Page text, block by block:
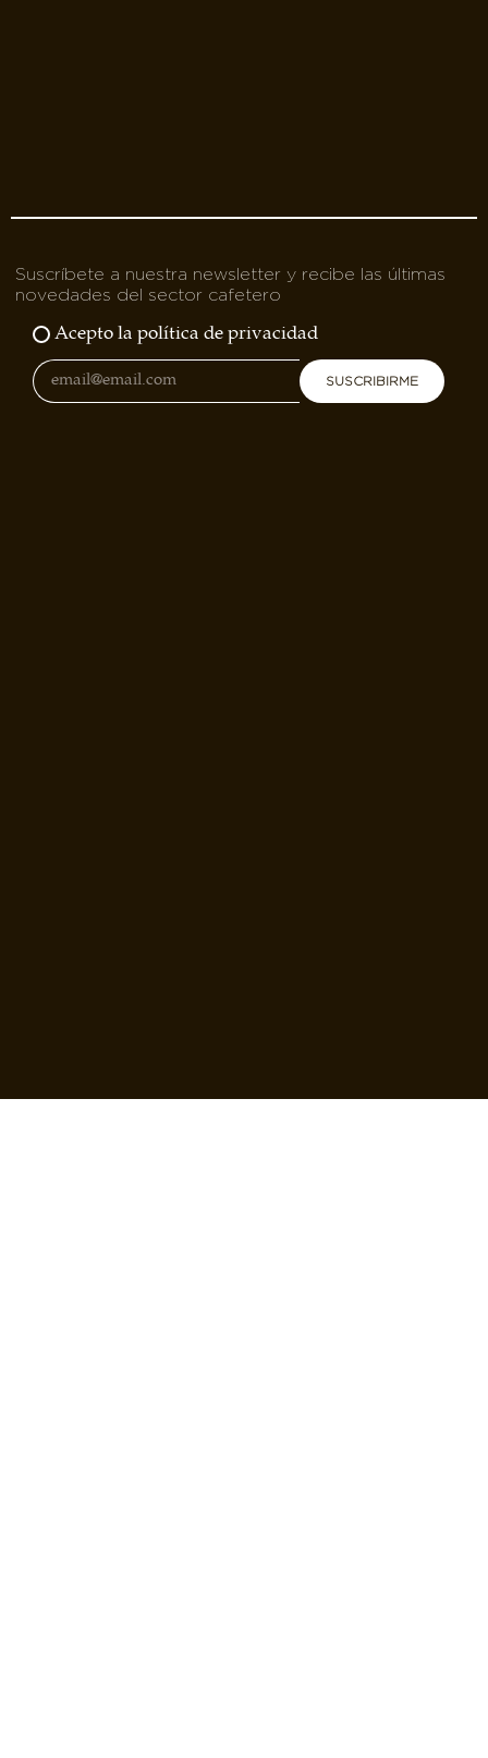
Suscríbete a nuestra newsletter y recibe las últimas
novedades del sector cafetero
Acepto la política de privacidad
SUSCRIBIRME